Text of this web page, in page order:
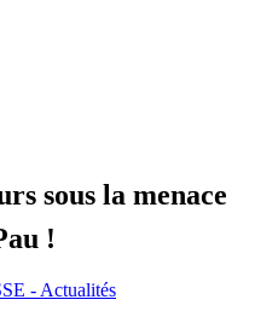
sous la menace
!
- Actualités